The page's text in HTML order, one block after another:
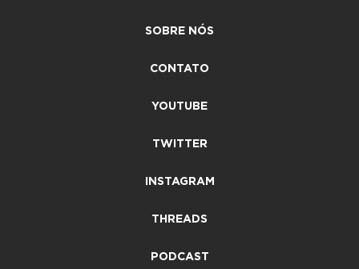
SOBRE NÓS
CONTATO
YOUTUBE
TWITTER
INSTAGRAM
THREADS
PODCAST